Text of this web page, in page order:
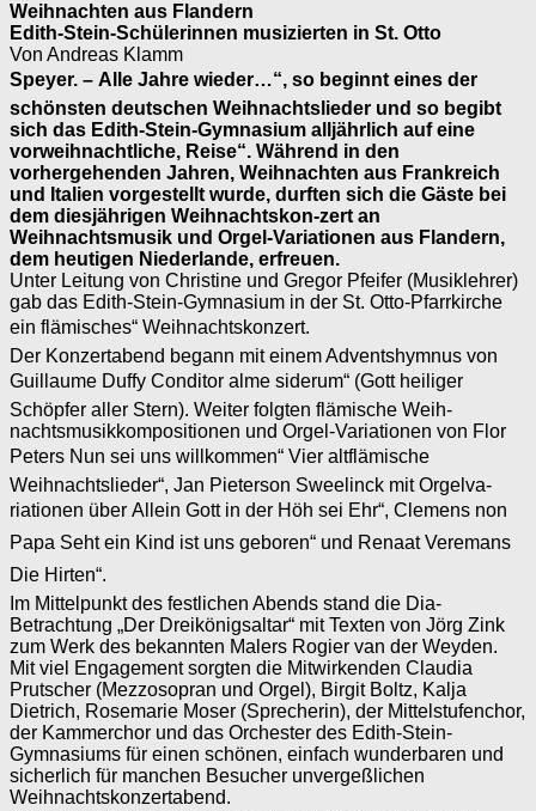
Weihnachten aus Flandern
Edith-Stein-Schülerinnen musizierten in St. Otto
Von Andreas Klamm
Speyer. – Alle Jahre wieder…“, so beginnt eines der
schönsten deutschen Weihnachtslieder und so begibt
sich das Edith-Stein-Gymna­sium alljährlich auf eine
vorweihnachtliche, Reise“. Während in den
vorhergehenden Jahren, Weihnachten aus Frankreich
und Italien vorgestellt wurde, durften sich die Gäste bei
dem diesjährigen Weihnachtskon-zert an
Weihnachtsmusik und Orgel-Varia­tionen aus Flandern,
dem heutigen Nieder­lande, erfreuen.
Unter Leitung von Christi­ne und Gregor Pfeifer (Musiklehrer)
gab das Edith-Stein-Gymnasium in der St. Otto-Pfarrkirche
ein flämisches“ Weihnachts­konzert.
Der Konzertabend begann mit einem Ad­ventshymnus von
Guillaume Duffy Conditor alme siderum“ (Gott heiliger
Schöpfer aller Stern). Weiter folgten flämische Weih­
nachtsmusikkompositionen und Orgel-Va­riationen von Flor
Peters Nun sei uns will­kommen“ Vier altflämische
Weihnachtslie­der“, Jan Pieterson Sweelinck mit Orgelva­
riationen über Allein Gott in der Höh sei Ehr“, Clemens non
Papa Seht ein Kind ist uns geboren“ und Renaat Veremans
Die Hirten“.
Im Mittelpunkt des festlichen Abends stand die Dia-
Betrachtung „Der Dreikönigsaltar“ mit Texten von Jörg Zink
zum Werk des bekannten Malers Rogier van der Weyden.
Mit viel Engagement sorgten die Mitwir­kenden Claudia
Prutscher (Mezzosopran und Orgel), Birgit Boltz, Kalja
Dietrich, Ro­semarie Moser (Sprecherin), der Mittelstu­fenchor,
der Kammerchor und das Orche­ster des Edith-Stein-
Gymnasiums für einen schönen, einfach wunderbaren und
sicher­lich für manchen Besucher unvergeßlichen
Weihnachtskonzertabend.